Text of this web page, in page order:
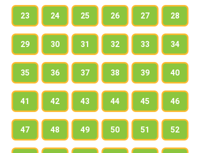
23 24 25 26 27 28
29 30 31 32 33 34
35 36 37 38 39 40
41 42 43 44 45 46
47 48 49 50 51 52